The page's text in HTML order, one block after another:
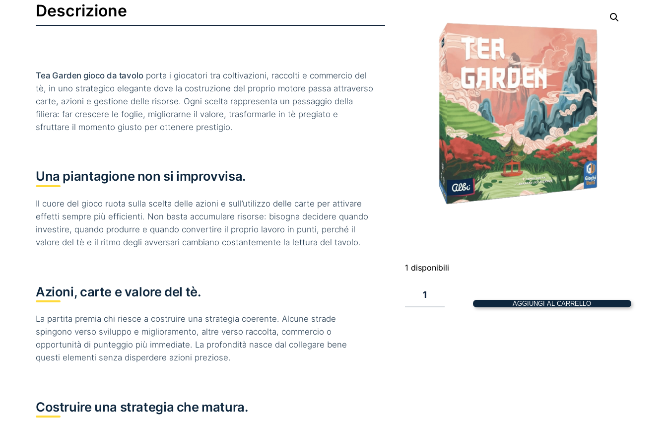
Descrizione
Tea Garden gioco da tavoloporta i giocatori tra coltivazioni, raccolti e commercio del
tè, in uno strategico elegante dove la costruzione del proprio motore passa attraverso
carte, azioni e gestione delle risorse. Ogni scelta rappresenta un passaggio della
filiera: far crescere le foglie, migliorarne il valore, trasformarle in tè pregiato e
sfruttare il momento giusto per ottenere prestigio.
Una piantagione non si improvvisa.
Il cuore del gioco ruota sulla scelta delle azioni e sull’utilizzo delle carte per attivare
effetti sempre più efficienti. Non basta accumulare risorse: bisogna decidere quando
investire, quando produrre e quando convertire il proprio lavoro in punti, perché il
valore del tè e il ritmo degli avversari cambiano costantemente la lettura del tavolo.
Azioni, carte e valore del tè.
La partita premia chi riesce a costruire una strategia coerente. Alcune strade
spingono verso sviluppo e miglioramento, altre verso raccolta, commercio o
opportunità di punteggio più immediate. La profondità nasce dal collegare bene
questi elementi senza disperdere azioni preziose.
Costruire una strategia che matura.
1 disponibili
1
AGGIUNGI AL CARRELLO